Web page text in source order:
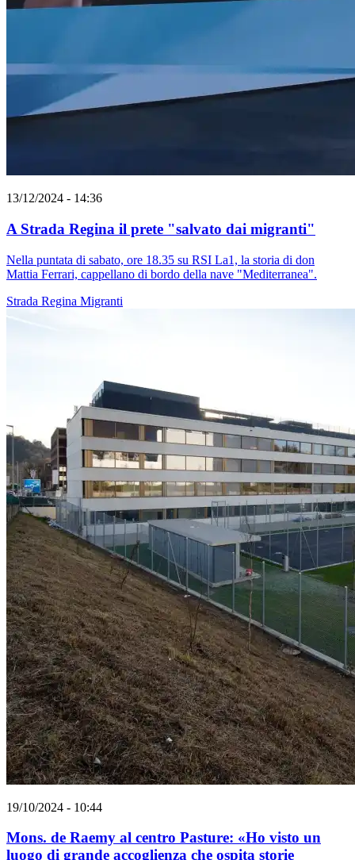
13/12/2024 - 14:36
A Strada Regina il prete "salvato dai migranti"
Nella puntata di sabato, ore 18.35 su RSI La1, la storia di don
Mattia Ferrari, cappellano di bordo della nave "Mediterranea".
Strada Regina Migranti
19/10/2024 - 10:44
Mons. de Raemy al centro Pasture: «Ho visto un
luogo di grande accoglienza che ospita storie